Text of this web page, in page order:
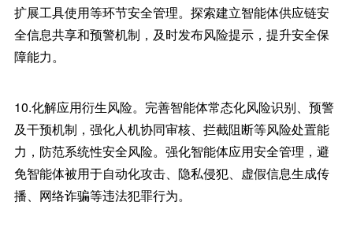
扩展工具使用等环节安全管理。探索建立智能体供应链安
全信息共享和预警机制，及时发布风险提示，提升安全保
障能力。
10.化解应用衍生风险。完善智能体常态化风险识别、预警
及干预机制，强化人机协同审核、拦截阻断等风险处置能
力，防范系统性安全风险。强化智能体应用安全管理，避
免智能体被用于自动化攻击、隐私侵犯、虚假信息生成传
播、网络诈骗等违法犯罪行为。